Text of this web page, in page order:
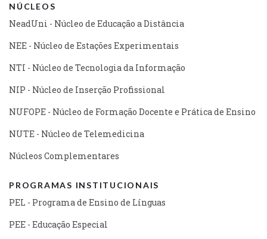
NÚCLEOS
NeadUni - Núcleo de Educação a Distância
NEE - Núcleo de Estações Experimentais
NTI - Núcleo de Tecnologia da Informação
NIP - Núcleo de Inserção Profissional
NUFOPE - Núcleo de Formação Docente e Prática de Ensino
NUTE - Núcleo de Telemedicina
Núcleos Complementares
PROGRAMAS INSTITUCIONAIS
PEL - Programa de Ensino de Línguas
PEE - Educação Especial